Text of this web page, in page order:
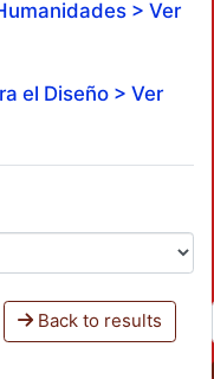
> Ver
el Diseño > Ver
Back to results